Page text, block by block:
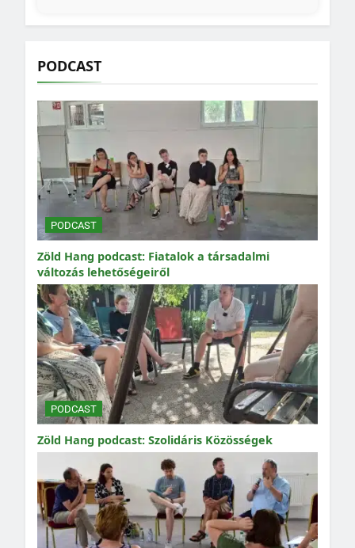
PODCAST
PODCAST
Zöld Hang podcast: Fiatalok a társadalmi
változás lehetőségeiről
PODCAST
Zöld Hang podcast: Szolidáris Közösségek